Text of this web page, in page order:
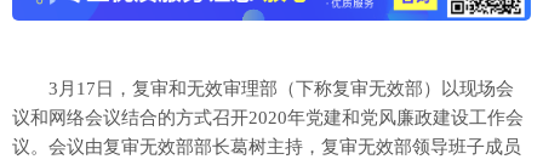
3月17日，复审和无效审理部（下称复审无效部）以现场会
议和网络会议结合的方式召开2020年党建和党风廉政建设工作会
议。会议由复审无效部部长葛树主持，复审无效部领导班子成员